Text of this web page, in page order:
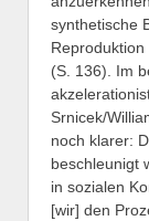
synthetische
(S. 136). Im
Srnicek/
noch klarer:
beschleunigt
in sozialen
[wir] den